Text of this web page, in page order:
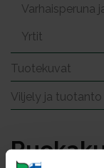
Varhaisperuna
Yrtit
Tuotekuvat
Viljely ja tuotanto